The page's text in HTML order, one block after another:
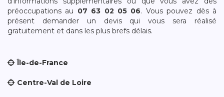
préoccupations au 07 63 02 05 06. Vous pouvez dès à
présent demander un devis qui vous sera réalisé
gratuitement et dans les plus brefs délais.
Île-de-France
Centre-Val de Loire